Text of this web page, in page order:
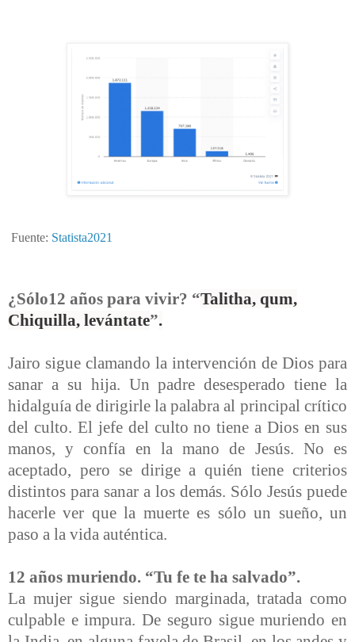
Fuente: Statista2021
¿Sólo12 años para vivir? “Talitha, qum,
Chiquilla, levántate”.
Jairo sigue clamando la intervención de Dios para
sanar a su hija. Un padre desesperado tiene la
hidalguía de dirigirle la palabra al principal crítico
del culto. El jefe del culto no tiene a Dios en sus
manos, y confía en la mano de Jesús. No es
aceptado, pero se dirige a quién tiene criterios
distintos para sanar a los demás. Sólo Jesús puede
hacerle ver que la muerte es sólo un sueño, un
paso a la vida auténtica.
12 años muriendo. “Tu fe te ha salvado”.
La mujer sigue siendo marginada, tratada como
culpable e impura. De seguro sigue muriendo en